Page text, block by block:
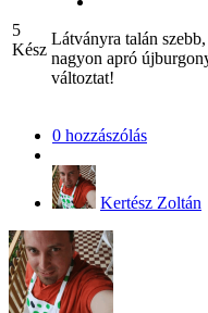
5
Kész
Látványra talán
nagyon apró
változtat!
0 hozzászólás
Kertész Zoltán